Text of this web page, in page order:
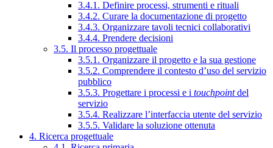
3.4.1. Definire processi, strumenti e rituali
3.4.2. Curare la documentazione di progetto
3.4.3. Organizzare tavoli tecnici collaborativi
3.4.4. Prendere decisioni
3.5. Il processo progettuale
3.5.1. Organizzare il progetto e la sua gestione
3.5.2. Comprendere il contesto d’uso del servizio
pubblico
3.5.3. Progettare i processi e i touchpointdel
servizio
3.5.4. Realizzare l’interfaccia utente del servizio
3.5.5. Validare la soluzione ottenuta
4. Ricerca progettuale